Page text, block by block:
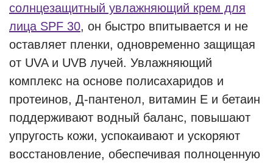
солнцезащитный увлажняющий крем для
лица SPF 30, он быстро впитывается и не
оставляет пленки, одновременно защищая
от UVA и UVB лучей. Увлажняющий
комплекс на основе полисахаридов и
протеинов, Д-пантенол, витамин Е и бетаин
поддерживают водный баланс, повышают
упругость кожи, успокаивают и ускоряют
восстановление, обеспечивая полноценную